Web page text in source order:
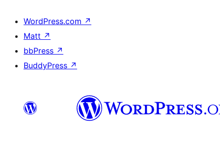
WordPress.com ↗
Matt ↗
bbPress ↗
BuddyPress ↗